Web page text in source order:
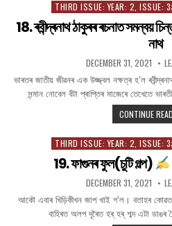
Posted
THIRD ISSUE: YEAR: 2, ISSUE:
18. ৰবীন্দ্ৰনাথ ঠাকুৰৰ ৰচনাত সমন্বয়
নাথ
PUBLISHED
DATE:
DECEMBER 31, 2021
ভাৰতৰ জাতীয় জীৱনৰ এক উজ্জ্বল নক্ষত্ৰ হ’ল
সন্মান নোবেল বঁটা প্ৰাপ্তিৰ মাজেৰে তেখেতে
CONTINUE
Posted
in
THIRD ISSUE: YEAR: 2, ISSUE:
19. ফাগুনৰ ফুল(চুটি গল্প)
PUBLISHED
DATE:
DECEMBER 31, 2021
আকৌ এবাৰ খিড়িকীখন জাপ খাই গ’ল। বতাহৰ কোৱত
বাহিৰত অলপ দূৰৈত হৰ্ হৰ্ শব্দ এটা